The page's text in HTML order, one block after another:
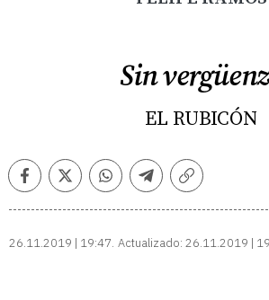
Sin
EL RUBICÓN
FacebookTwitterWhatsappTelegramCopiar
26.11.2019 | 19:47 Actualizado: 26.11.2019 |